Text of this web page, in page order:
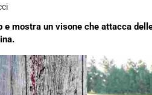
e mostra un visone che attacca